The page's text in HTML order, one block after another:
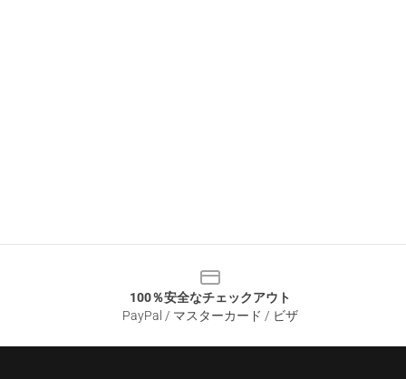
100％安全なチェックアウト
PayPal / マスターカード / ビザ